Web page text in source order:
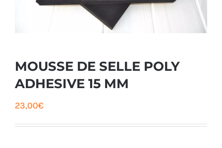
MOUSSE DE SELLE POLY
ADHESIVE 15 MM
23,00€